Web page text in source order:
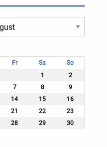
Fr Sa
So
1
2
7 8
9
14 15
16
21 22
23
28 29
30